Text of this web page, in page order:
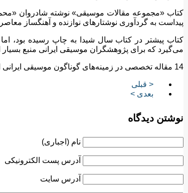
کتاب «مجموعه مقالات موسیقی» نوشته شادروان
پیداست به گردآوری نوشتارهای نوازنده و آهنگساز
کتاب پیشتر در کتاب سال شیدا به چاپ رسیده بود، اما
می‌گیرد که برای پژوهشگران موسیقی ایرانی منبع
14 مقاله تخصصی در زمینه‌های گوناگون موسیقی ایرانی است.
< قبلی
بعدی >
نوشتن دیدگاه
نام (اجباری)
آدرس پست الکترونیکی
آدرس سایت